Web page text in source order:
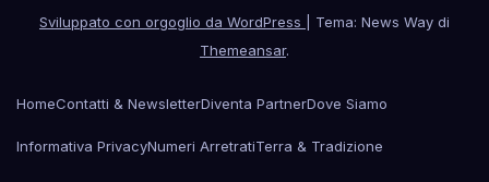
Sviluppato con orgoglio da WordPress
Tema: News Way di
Themeansar.
HomeContatti & NewsletterDiventa PartnerDove Siamo
Informativa PrivacyNumeri ArretratiTerra & Tradizione